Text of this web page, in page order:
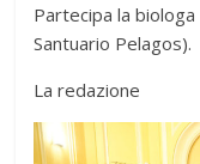
Partecipa la biologa
Santuario Pelagos).
La redazione